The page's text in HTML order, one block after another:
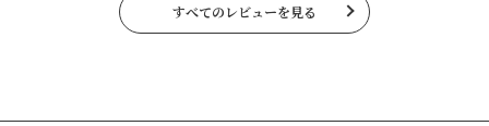
すべてのレビューを見る